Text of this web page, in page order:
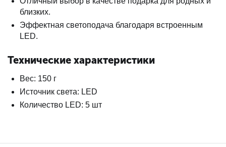
близких.
Эффектная светоподача благодаря встроенным
LED.
Технические характеристики
Вес: 150 г
Источник света: LED
Количество LED: 5 шт